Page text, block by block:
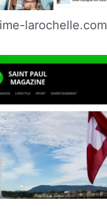
larochelle.com